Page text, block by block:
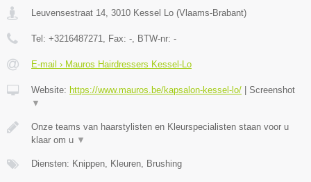
Leuvensestraat 14 3010 Kessel Lo (Vlaams-Brabant)
Tel: +3216487271 , Fax: - , BTW-nr: -
E-mail › Mauros Hairdressers Kessel-Lo
Website: https://www.mauros.be/kapsalon-kessel-lo/ | Screenshot
▼
Onze teams van haarstylisten en Kleurspecialisten staan voor u
klaar om u ▼
Diensten: Knippen, Kleuren, Brushing